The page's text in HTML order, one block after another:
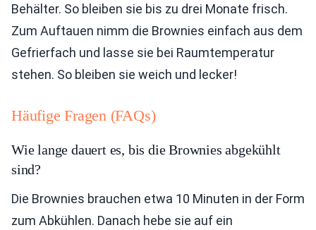
Behälter. So bleiben sie bis zu drei Monate frisch.
Zum Auftauen nimm die Brownies einfach aus dem
Gefrierfach und lasse sie bei Raumtemperatur
stehen. So bleiben sie weich und lecker!
Häufige Fragen (FAQs)
Wie lange dauert es, bis die Brownies abgekühlt
sind?
Die Brownies brauchen etwa 10 Minuten in der Form
zum Abkühlen. Danach hebe sie auf ein